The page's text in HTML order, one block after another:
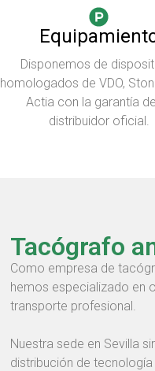
Disponemos de
homologados de VDO,
Actia con la garantía
distribuidor oficial.
Tacógrafo
Como empresa de
hemos especializado en
transporte profesional.
Nuestra sede en Sevilla
distribución de